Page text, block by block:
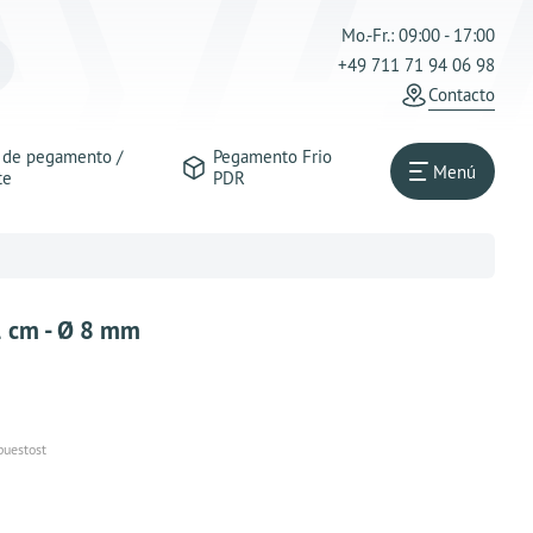
Mo.-Fr.: 09:00 - 17:00
+49 711 71 94 06 98
Contacto
de pegamento /
Pegamento Frio
PDR
Menú
cm - Ø 8 mm